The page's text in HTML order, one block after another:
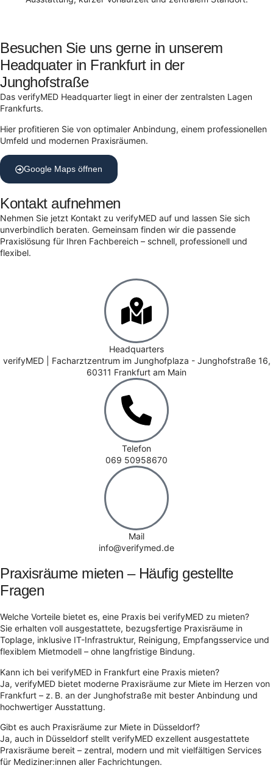
Besuchen Sie uns gerne in unserem
Headquater in Frankfurt in der
Junghofstraße
Das verifyMED Headquarter liegt in einer der zentralsten Lagen
Frankfurts.
Hier profitieren Sie von optimaler Anbindung, einem professionellen
Umfeld und modernen Praxisräumen.
Google Maps öffnen
Kontakt aufnehmen
Nehmen Sie jetzt Kontakt zu verifyMED auf und lassen Sie sich
unverbindlich beraten. Gemeinsam finden wir die passende
Praxislösung für Ihren Fachbereich – schnell, professionell und
flexibel.
Headquarters
verifyMED | Facharztzentrum im Junghofplaza - Junghofstraße 16,
60311 Frankfurt am Main
Telefon
069 50958670
Mail
info@verifymed.de
Praxisräume mieten – Häufig gestellte
Fragen
Welche Vorteile bietet es, eine Praxis bei verifyMED zu mieten?
Sie erhalten voll ausgestattete, bezugsfertige Praxisräume in
Toplage, inklusive IT-Infrastruktur, Reinigung, Empfangsservice und
flexiblem Mietmodell – ohne langfristige Bindung.
Kann ich bei verifyMED in Frankfurt eine Praxis mieten?
Ja, verifyMED bietet moderne Praxisräume zur Miete im Herzen von
Frankfurt – z. B. an der Junghofstraße mit bester Anbindung und
hochwertiger Ausstattung.
Gibt es auch Praxisräume zur Miete in Düsseldorf?
Ja, auch in Düsseldorf stellt verifyMED exzellent ausgestattete
Praxisräume bereit – zentral, modern und mit vielfältigen Services
für Mediziner:innen aller Fachrichtungen.